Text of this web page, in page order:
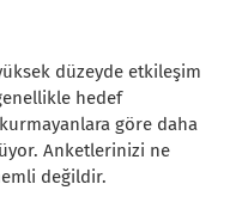
düzeyde etkileşim
hedef
göre daha
Anketlerinizi ne
değildir.